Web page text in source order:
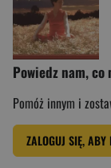
Powiedz nam, co
Pomóż innym i
ZALOGUJ SIĘ,